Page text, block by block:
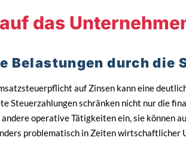
das
Belastungen durch die
auf Zinsen kann eine
Steuerzahlungen schränken nicht nur die
operative Tätigkeiten ein, sie können
problematisch in Zeiten wirtschaftlicher